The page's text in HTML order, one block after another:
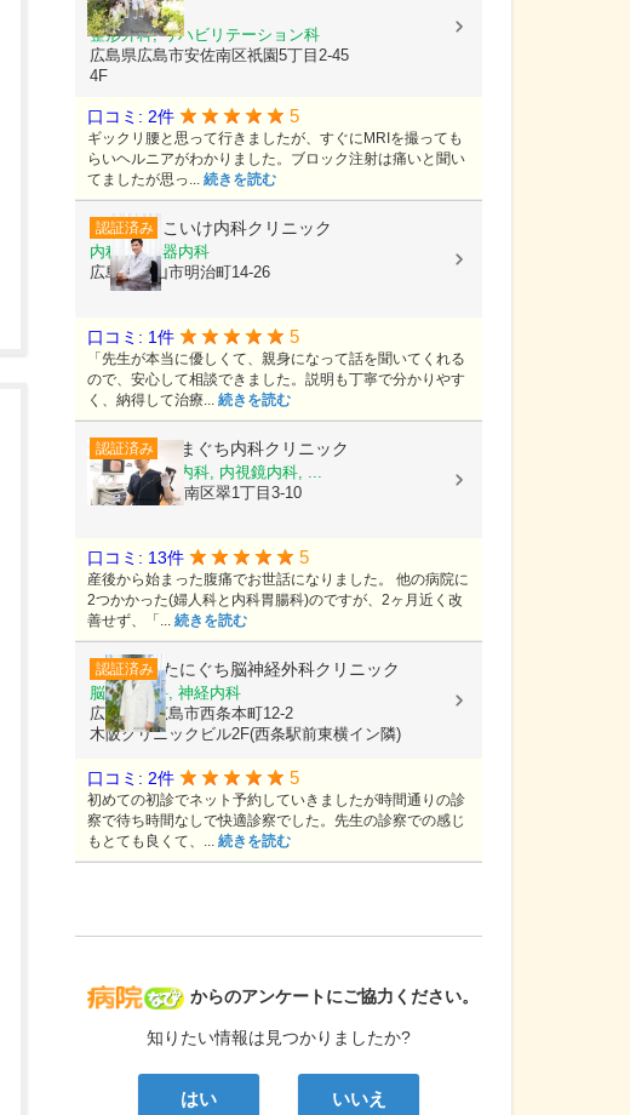
病院なび
からのアンケートにご協力ください。
知りたい情報は見つかりましたか?
はい いいえ
spine clinic
整形外科, リハビリテーション科
広島県広島市安佐南区祇園5丁目2-45
4F
口コミ: 2件 5
ギックリ腰と思って行きましたが、すぐにMRIを撮っても
らいヘルニアがわかりました。ブロック注射は痛いと聞い
てましたが思っ... 続きを読む
認証済み こいけ内科クリニック
内科, 循環器内科
広島県福山市明治町14-26
口コミ: 1件 5
「先生が本当に優しくて、親身になって話を聞いてくれる
ので、安心して相談できました。説明も丁寧で分かりやす
く、納得して治療... 続きを読む
認証済み やまぐち内科クリニック
内科, 消化器内科, 内視鏡内科, ...
広島県広島市南区翠1丁目3-10
口コミ: 13件 5
産後から始まった腹痛でお世話になりました。 他の病院に
2つかかった(婦人科と内科胃腸科)のですが、2ヶ月近く改
善せず、「... 続きを読む
認証済み たにぐち脳神経外科クリニック
脳神経外科, 神経内科
広島県東広島市西条本町12-2
木阪クリニックビル2F(西条駅前東横イン隣)
口コミ: 2件 5
初めての初診でネット予約していきましたが時間通りの診
察で待ち時間なしで快適診察でした。先生の診察での感じ
もとても良くて、... 続きを読む